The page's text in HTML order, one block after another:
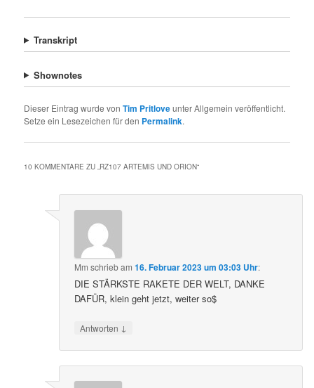
Transkript
Shownotes
Dieser Eintrag wurde vonTim Pritloveunter Allgemein veröffentlicht.
Setze ein Lesezeichen für den Permalink.
10 KOMMENTARE ZU „RZ107 ARTEMIS UND ORION“
Mm schriebam16. Februar 2023 um 03:03 Uhr:
DIE STÄRKSTE RAKETE DER WELT, DANKE
DAFÜR, klein geht jetzt, weiter so$
Antworten ↓